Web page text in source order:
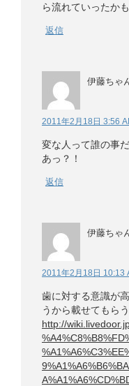
ら流れていったかも
返信
伊藤ちゃ
2011年2月18日 3:56
変な人って誰の事
あっ？！
返信
伊藤ちゃ
2011年2月18日 10:13
歯に対する意識が
うから載せてもらう
http://